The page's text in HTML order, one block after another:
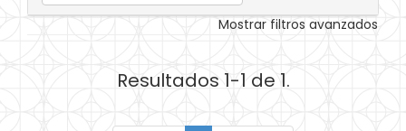
Mostrar filtros avanzados
Resultados 1-1 de 1.